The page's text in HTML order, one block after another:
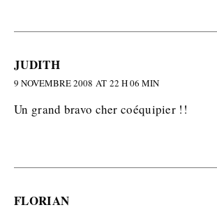
JUDITH
9 NOVEMBRE 2008 AT 22 H 06 MIN
Un grand bravo cher coéquipier !!
FLORIAN